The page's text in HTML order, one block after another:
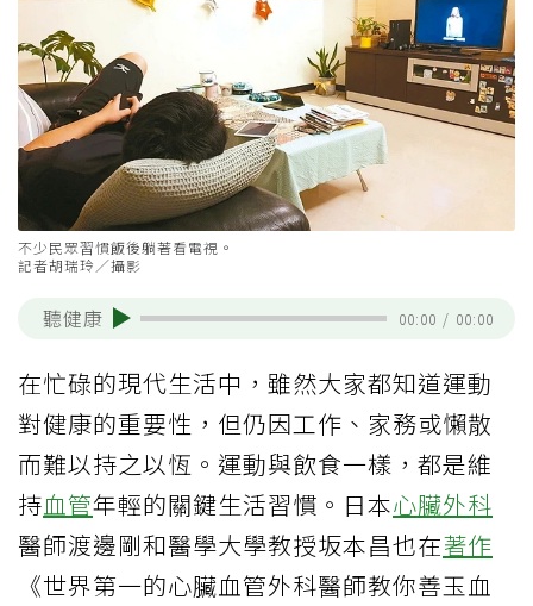
不少民眾習慣飯後躺著看電視。
記者胡瑞玲／攝影
聽健康 00:00 / 00:00
在忙碌的現代生活中，雖然大家都知道運動
對健康的重要性，但仍因工作、家務或懶散
而難以持之以恆。運動與飲食一樣，都是維
持血管年輕的關鍵生活習慣。日本心臟外科
醫師渡邊剛和醫學大學教授坂本昌也在著作
《世界第一的心臟血管外科醫師教你善玉血